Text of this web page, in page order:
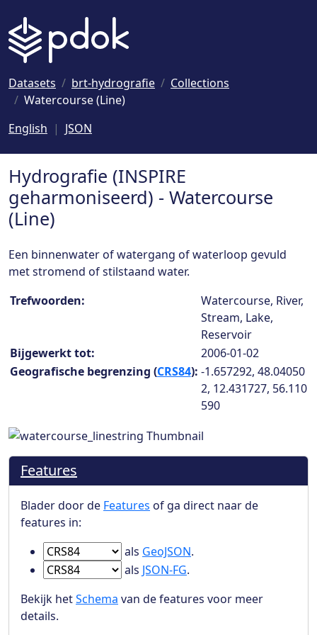
Datasets brt-hydrografie
Collections
Watercourse (Line)
English
JSON
Hydrografie (INSPIRE
geharmoniseerd) - Watercourse
(Line)
Een binnenwater of watergang of waterloop gevuld
met stromend of stilstaand water.
Collection details
Trefwoorden:
Watercourse, River,
Stream, Lake,
Reservoir
Bijgewerkt tot:
2006-01-02
Geografische begrenzing (CRS84): -1.657292, 48.04050
2, 12.431727, 56.110
590
Features
Blader door de Features of ga direct naar de
features in:
Ga naar Features in
als GeoJSON.
Ga naar Features in
als JSON-FG.
Bekijk hetSchema van de features voor meer
details.